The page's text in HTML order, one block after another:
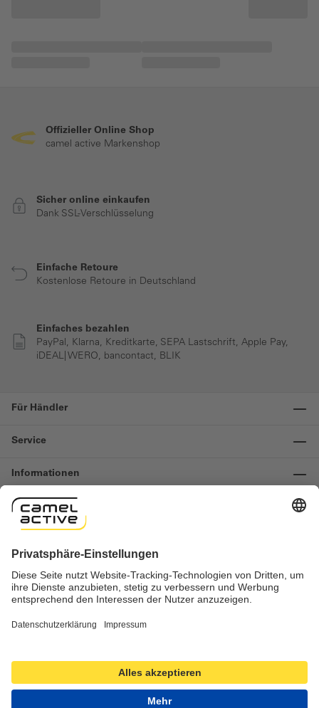
Offizieller Online Shop
camel active Markenshop
Sicher online einkaufen
Dank SSL-Verschlüsselung
Einfache Retoure
Kostenlose Retoure in Deutschland
Einfaches bezahlen
PayPal, Klarna, Kreditkarte, SEPA Lastschrift, Apple Pay,
iDEAL| WERO, bancontact, BLIK
Für Händler
Service
Informationen
Kontakt
Widerruf